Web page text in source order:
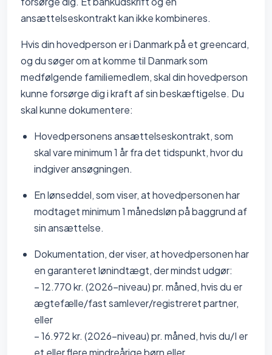
ansættelseskontrakt kan ikke kombineres.
Hvis din hovedperson er i Danmark på et greencard,
og du søger om at komme til Danmark som
medfølgende familiemedlem, skal din hovedperson
kunne forsørge dig i kraft af sin beskæftigelse. Du
skal kunne dokumentere:
Hovedpersonens ansættelseskontrakt, som
skal vare minimum 1 år fra det tidspunkt, hvor du
indgiver ansøgningen.
En lønseddel, som viser, at hovedpersonen har
modtaget minimum 1 månedsløn på baggrund af
sin ansættelse.
Dokumentation, der viser, at hovedpersonen har
en garanteret lønindtægt, der mindst udgør:
– 12.770 kr. (2026-niveau) pr. måned, hvis du er
ægtefælle/fast samlever/registreret partner,
eller
– 16.972 kr. (2026-niveau) pr. måned, hvis du/I er
et eller flere mindreårige børn eller